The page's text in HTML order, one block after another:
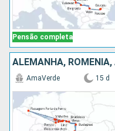
Pensão completa
AmaVerde 15 d